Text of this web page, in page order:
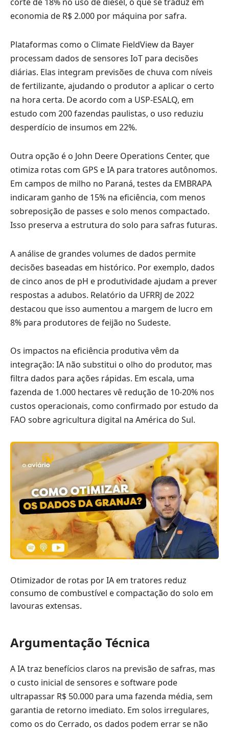
economia de R$ 2.000 por máquina por safra.
Plataformas como o Climate FieldView da Bayer
processam dados de sensores IoT para decisões
diárias. Elas integram previsões de chuva com níveis
de fertilizante, ajudando o produtor a aplicar o certo
na hora certa. De acordo com a USP-ESALQ, em
estudo com 200 fazendas paulistas, o uso reduziu
desperdício de insumos em 22%.
Outra opção é o John Deere Operations Center, que
otimiza rotas com GPS e IA para tratores autônomos.
Em campos de milho no Paraná, testes da EMBRAPA
indicaram ganho de 15% na eficiência, com menos
sobreposição de passes e solo menos compactado.
Isso preserva a estrutura do solo para safras futuras.
A análise de grandes volumes de dados permite
decisões baseadas em histórico. Por exemplo, dados
de cinco anos de pH e produtividade ajudam a prever
respostas a adubos. Relatório da UFRRJ de 2022
destacou que isso aumentou a margem de lucro em
8% para produtores de feijão no Sudeste.
Os impactos na eficiência produtiva vêm da
integração: IA não substitui o olho do produtor, mas
filtra dados para ações rápidas. Em escala, uma
fazenda de 1.000 hectares vê redução de 10-20% nos
custos operacionais, como confirmado por estudo da
FAO sobre agricultura digital na América do Sul.
Otimizador de rotas por IA em tratores reduz
consumo de combustível e compactação do solo em
lavouras extensas.
Argumentação Técnica
A IA traz benefícios claros na previsão de safras, mas
o custo inicial de sensores e software pode
ultrapassar R$ 50.000 para uma fazenda média, sem
garantia de retorno imediato. Em solos irregulares,
como os do Cerrado, os dados podem errar se não